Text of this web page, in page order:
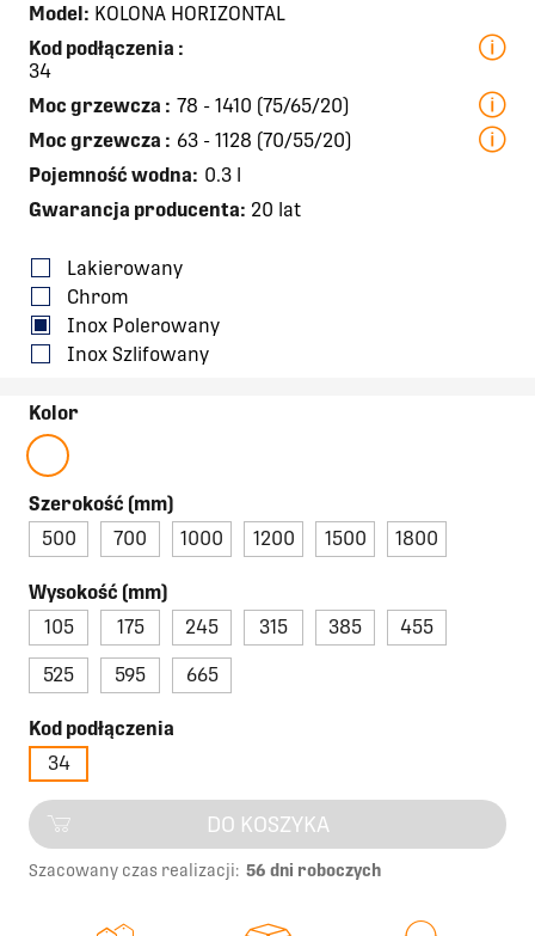
Model: KOLONA HORIZONTAL
Kod podłączenia :
34
Moc grzewcza : 78 - 1410 (75/65/20)
Moc grzewcza : 63 - 1128 (70/55/20)
Pojemność wodna: 0.3 l
Gwarancja producenta: 20 lat
Lakierowany
Chrom
Inox Polerowany
Inox Szlifowany
Kolor
Szerokość (mm)
500
700 1000 1200 1500 1800
Wysokość (mm)
105
175 245 315 385 455
525 595 665
Kod podłączenia
34
DO KOSZYKA
Szacowany czas realizacji: 56 dni roboczych